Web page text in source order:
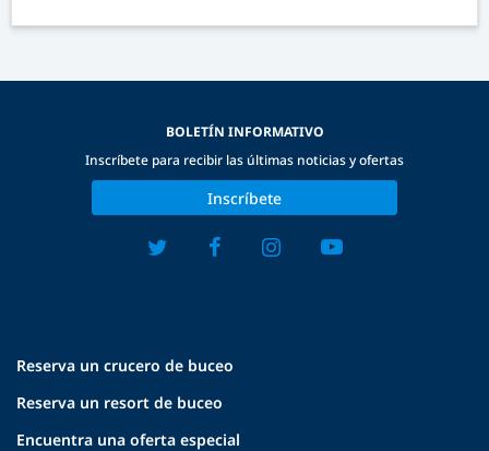
Reserva un crucero de buceo
Reserva un resort de buceo
Encuentra una oferta especial
BOLETÍN INFORMATIVO
Inscríbete para recibir las últimas noticias y ofertas
Inscríbete